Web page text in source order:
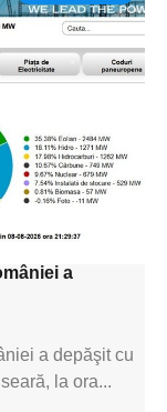
pentru
a
a depăşit cu
la ora...